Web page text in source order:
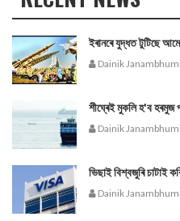
ইৰানৰে যুদ্ধত টুটিছে
Dainik Janambhumi
শীঘ্ৰেই মুকলি হ'ব হৰমুজ
Dainik Janambhumi
ভিছাই বিশ্বজুৰি চাটাই
Dainik Janambhumi